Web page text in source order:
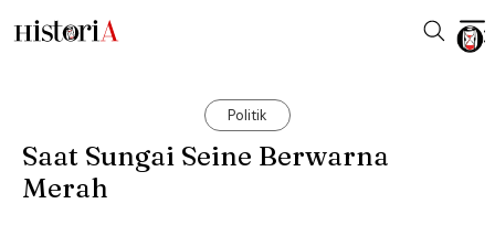
Politik
Saat Sungai Seine Berwarna
Merah